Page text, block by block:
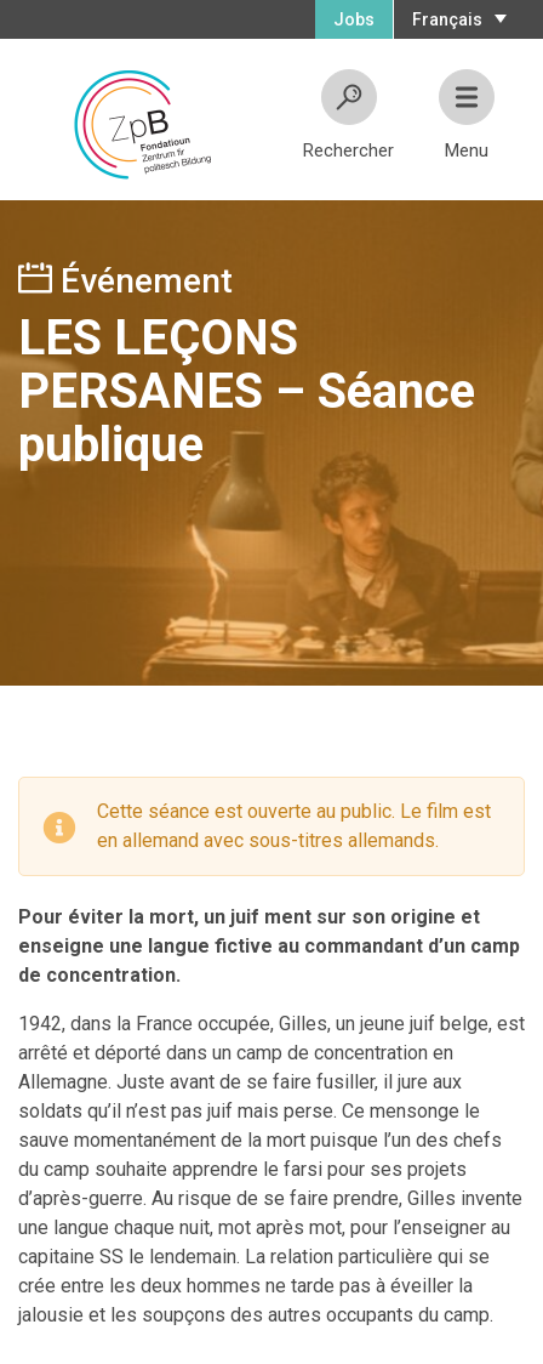
Français
Jobs
Rechercher Menu
Événement
LES LEÇONS
PERSANES – Séance
publique
Cette séance est ouverte au public. Le film est
en allemand avec sous-titres allemands.
Pour éviter la mort, un juif ment sur son origine et
enseigne une langue fictive au commandant d’un camp
de concentration.
1942, dans la France occupée, Gilles, un jeune juif belge, est
arrêté et déporté dans un camp de concentration en
Allemagne. Juste avant de se faire fusiller, il jure aux
soldats qu’il n’est pas juif mais perse. Ce mensonge le
sauve momentanément de la mort puisque l’un des chefs
du camp souhaite apprendre le farsi pour ses projets
d’après-guerre. Au risque de se faire prendre, Gilles invente
une langue chaque nuit, mot après mot, pour l’enseigner au
capitaine SS le lendemain. La relation particulière qui se
crée entre les deux hommes ne tarde pas à éveiller la
jalousie et les soupçons des autres occupants du camp.